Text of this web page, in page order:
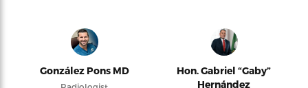
González Pons MD
Hon. Gabriel “Gaby”
Hernández